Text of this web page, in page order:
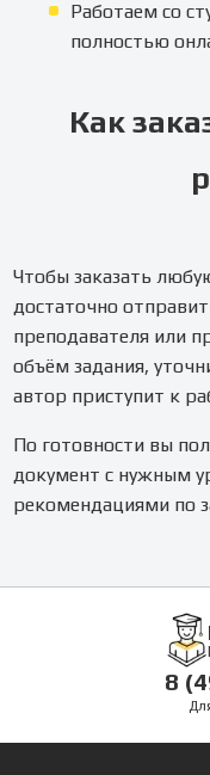
Работаем со
полностью
Как
Чтобы заказать
достаточно
преподавателя или
объём задания,
автор приступит к
По готовности вы
документ с нужным
рекомендациями по
8